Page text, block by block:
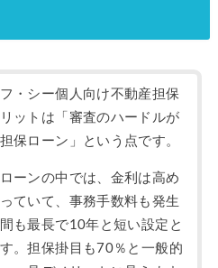
・シー個人向け不動産担保
ットは「審査のハードルが
保ローン」という点です。
ーンの中では、金利は高め
ていて、事務手数料も発生
も最長で10年と短い設定と
。担保掛目も70％と一般的